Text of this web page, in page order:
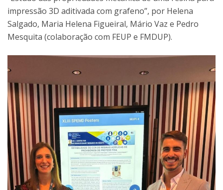
impressão 3D aditivada com grafeno”, por Helena
Salgado, Maria Helena Figueiral, Mário Vaz e Pedro
Mesquita (colaboração com FEUP e FMDUP).